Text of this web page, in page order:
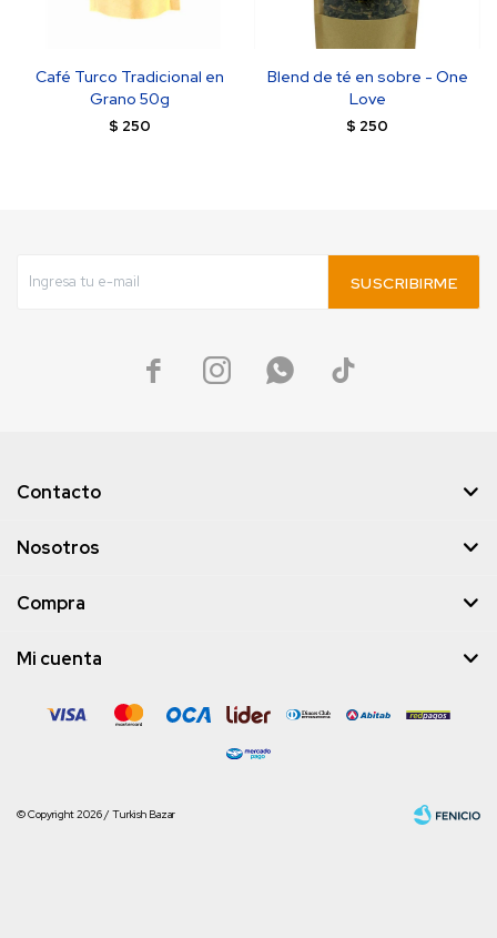
Café Turco Tradicional en
Grano 50g
$ 250
Blend de té en sobre - One
Love
$ 250
SUSCRIBIRME
   
Contacto
Nosotros
Compra
Mi cuenta
© Copyright 2026 / Turkish Bazar